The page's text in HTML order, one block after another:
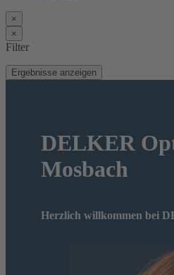
×
×
Filter
Ergebnisse anzeigen
DELKER
Mosbach
Herzlich willkommen bei